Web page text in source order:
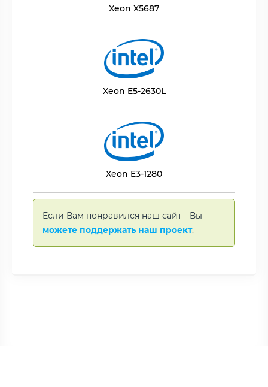
Xeon X5687
Xeon E5-2630L
Xeon E3-1280
Если Вам понравился наш сайт - Вы
можете поддержать наш проект.